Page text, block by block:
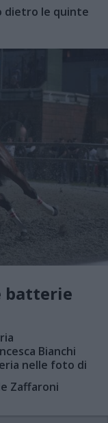
dietro le quinte
batterie
Bianchi
nelle foto di
Zaffaroni